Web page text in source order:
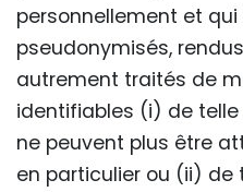
personnellement et
pseudonymisés,
autrement traités de
identifiables (i) de
ne peuvent plus être
en particulier ou (ii) de